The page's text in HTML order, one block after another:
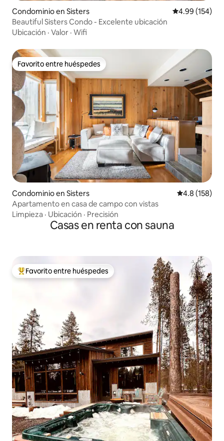
Condominio en Sisters Calificación
4.99 (154)
Beautiful Sisters Condo - Excelente ubicación
Ubicación · Valor · Wifi
Favorito entre huéspedes
Favorito entre huéspedes
Condominio en Sisters Calificación
4.8 (158)
Apartamento en casa de campo con vistas
Limpieza · Ubicación · Precisión
Casas en renta con sauna
De los mejores en Favorito entre huéspedes
Favorito entre huéspedes